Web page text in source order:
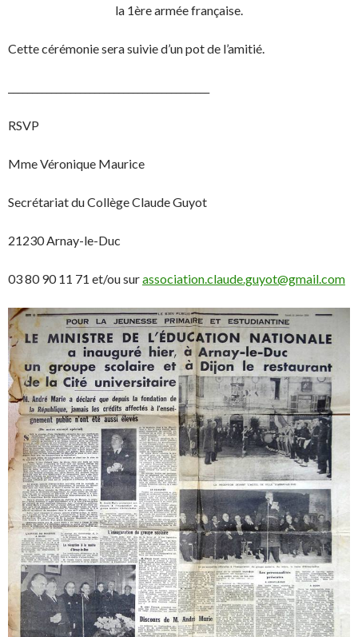
la 1ère armée française.
Cette cérémonie sera suivie d’un pot de l’amitié.
RSVP
Mme Véronique Maurice
Secrétariat du Collège Claude Guyot
21230 Arnay-le-Duc
03 80 90 11 71 et/ou surassociation.claude.guyot@gmail.com